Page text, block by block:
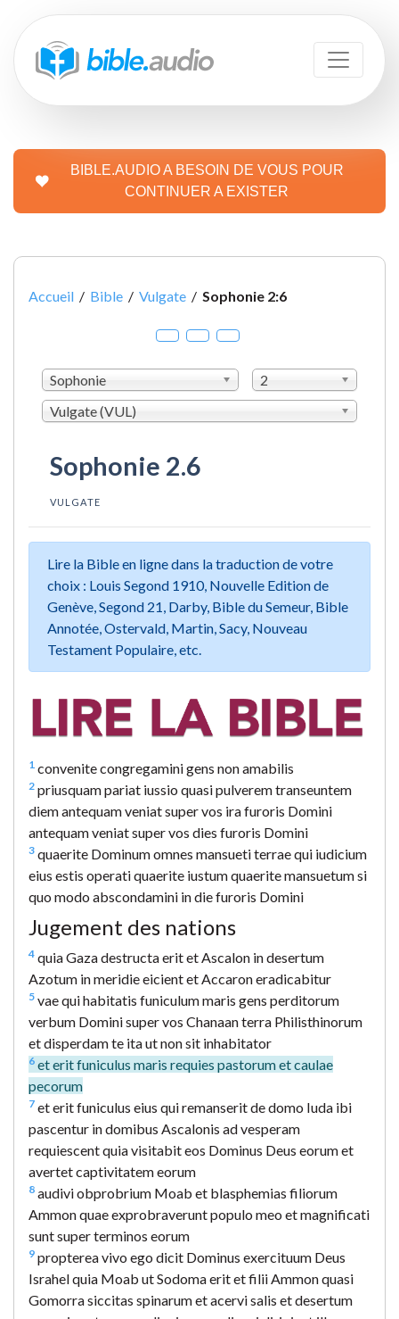
BIBLE.AUDIO A BESOIN DE VOUS POUR
CONTINUER A EXISTER
Accueil / Bible / Vulgate / Sophonie 2:6
Sophonie
2
Vulgate (VUL)
Sophonie 2.6
VULGATE
Lire la Bible en ligne dans la traduction de votre
choix : Louis Segond 1910, Nouvelle Edition de
Genève, Segond 21, Darby, Bible du Semeur, Bible
Annotée, Ostervald, Martin, Sacy, Nouveau
Testament Populaire, etc.
1 convenite congregamini gens non amabilis
2 priusquam pariat iussio quasi pulverem transeuntem
diem antequam veniat super vos ira furoris Domini
antequam veniat super vos dies furoris Domini
3 quaerite Dominum omnes mansueti terrae qui iudicium
eius estis operati quaerite iustum quaerite mansuetum si
quo modo abscondamini in die furoris Domini
Jugement des nations
4 quia Gaza destructa erit et Ascalon in desertum
Azotum in meridie eicient et Accaron eradicabitur
5 vae qui habitatis funiculum maris gens perditorum
verbum Domini super vos Chanaan terra Philisthinorum
et disperdam te ita ut non sit inhabitator
6 et erit funiculus maris requies pastorum et caulae
pecorum
7 et erit funiculus eius qui remanserit de domo Iuda ibi
pascentur in domibus Ascalonis ad vesperam
requiescent quia visitabit eos Dominus Deus eorum et
avertet captivitatem eorum
8 audivi obprobrium Moab et blasphemias filiorum
Ammon quae exprobraverunt populo meo et magnificati
sunt super terminos eorum
9 propterea vivo ego dicit Dominus exercituum Deus
Israhel quia Moab ut Sodoma erit et filii Ammon quasi
Gomorra siccitas spinarum et acervi salis et desertum